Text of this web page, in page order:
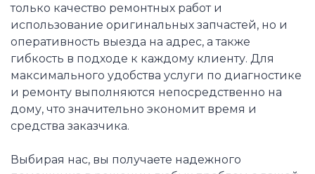
только качество ремонтных работ и
использование оригинальных запчастей, но и
оперативность выезда на адрес, а также
гибкость в подходе к каждому клиенту. Для
максимального удобства услуги по диагностике
и ремонту выполняются непосредственно на
дому, что значительно экономит время и
средства заказчика.
Выбирая нас, вы получаете надежного